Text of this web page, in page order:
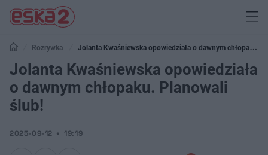
Rozrywka
Jolanta Kwaśniewska opowiedziała o dawnym chłopaku.
Planowali ślub!
Jolanta Kwaśniewska opowiedziała
o dawnym chłopaku. Planowali
ślub!
2025-09-12 19:19